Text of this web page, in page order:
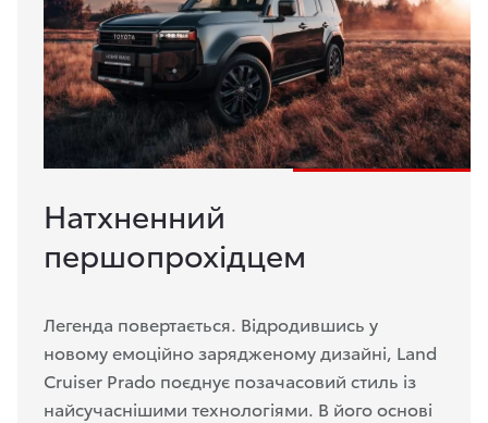
Натхненний
першопрохідцем
Легенда повертається. Відродившись у
новому емоційно зарядженому дизайні, Land
Cruiser Prado поєднує позачасовий стиль із
найсучаснішими технологіями. В його основі